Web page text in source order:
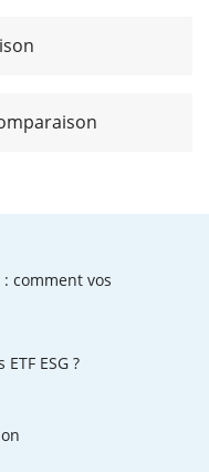
: comment vos
ESG ?